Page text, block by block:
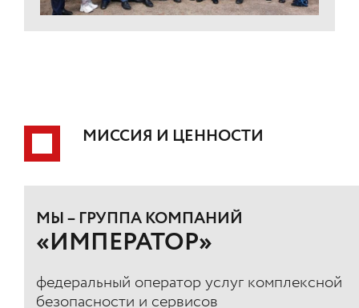
МИССИЯ И ЦЕННОСТИ
МЫ – ГРУППА КОМПАНИЙ
«ИМПЕРАТОР»
федеральный оператор услуг комплексной
безопасности и сервисов